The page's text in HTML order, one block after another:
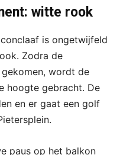
witte rook
is ongetwijfeld
Zodra de
wordt de
hoogte gebracht. De
en er gaat een golf
paus op het balkon